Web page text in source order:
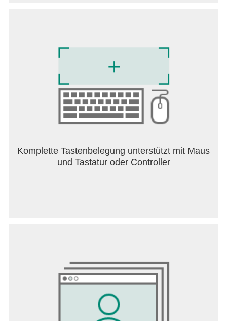
Komplette Tastenbelegung unterstützt mit Maus
und Tastatur oder Controller